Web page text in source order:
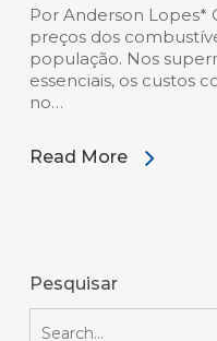
Por Anderson Lopes*
preços dos
população. Nos
essenciais, os custos
no…
Read More
Pesquisar